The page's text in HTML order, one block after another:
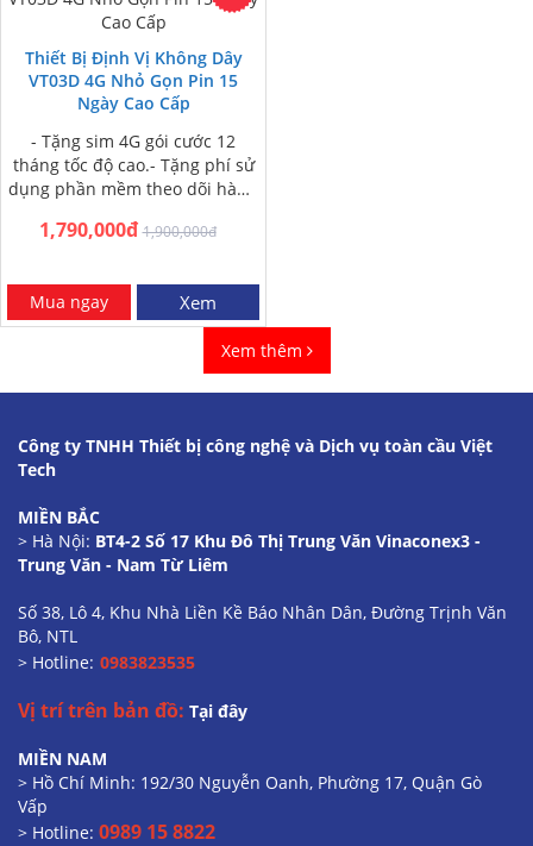
Thiết Bị Định Vị Không Dây
VT03D 4G Nhỏ Gọn Pin 15
Ngày Cao Cấp
- Tặng sim 4G gói cước 12
tháng tốc độ cao.- Tặng phí sử
dụng phần mềm theo dõi hành
1,790,000đ 1,900,000đ
Mua ngay Xem
Xem thêm
Công ty TNHH Thiết bị công nghệ và Dịch vụ toàn cầu Việt
Tech
MIỀN BẮC
> Hà Nội: BT4-2 Số 17 Khu Đô Thị Trung Văn Vinaconex3 -
Trung Văn - Nam Từ Liêm
Số 38, Lô 4, Khu Nhà Liền Kề Báo Nhân Dân, Đường Trịnh Văn
Bô, NTL
> Hotline: 0983823535
Vị trí trên bản đồ: Tại đây
MIỀN NAM
> Hồ Chí Minh: 192/30 Nguyễn Oanh, Phường 17, Quận Gò
Vấp
> Hotline: 0989 15 8822